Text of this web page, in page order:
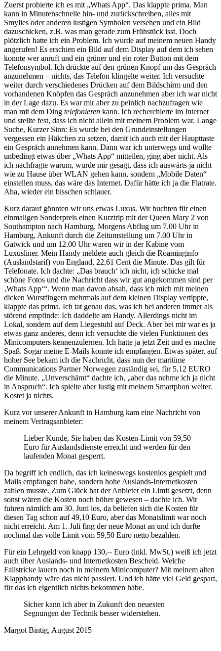
Zuerst probierte ich es mit
Whats App . Das klappte prima. Man
kann in Minutenschnelle hin- und zurückschreiben, alles mit
Smylies oder anderen lustigen Symbolen versehen und ein Bild
dazuschicken, z.B. was man gerade zum Frühstück isst. Doch
plötzlich hatte ich ein Problem. Ich wurde auf meinem neuen Handy
angerufen! Es erschien ein Bild auf dem Display auf dem ich sehen
konnte wer anruft und ein grüner und ein roter Button mit dem
Telefonsymbol. Ich drückte auf den grünen Knopf um das Gespräch
anzunehmen – nichts, das Telefon klingelte weiter. Ich versuchte
weiter durch verschiedenes Drücken auf dem Bildschirm und den
vorhandenen Knöpfen das Gespräch anzunehmen aber ich war nicht
in der Lage dazu. Es war mir aber zu peinlich nachzufragen wie
man mit dem Ding telefonieren kann. Ich recherchierte im Internet
und stellte fest, dass ich nicht allein mit meinem Problem war. Lange
Suche, Kurzer Sinn: Es wurde bei den Grundeinstellungen
vergessen ein Häkchen zu setzen, damit ich auch mit der Haupttaste
ein Gespräch annehmen kann. Dann war ich unterwegs und wollte
unbedingt etwas über Whats App
mitteilen, ging aber nicht. Als
ich nachfragte warum, wurde mir gesagt, dass ich auswärts ja nicht
wie zu Hause über WLAN gehen kann, sondern
Mobile Daten
einstellen muss, das wäre das Internet. Dafür hätte ich ja die Flatrate.
Aha, wieder ein bisschen schlauer.
Kurz darauf gönnten wir uns etwas Luxus. Wir buchten für einen
einmaligen Sonderpreis einen Kurztrip mit der Queen Mary 2 von
Southampton nach Hamburg. Morgens Abflug um 7.00 Uhr in
Hamburg, Ankunft durch die Zeitumstellung um 7.00 Uhr in
Gatwick und um 12.00 Uhr waren wir in der Kabine vom
Luxusliner. Mein Handy meldete auch gleich die Roaminginfo
(Auslandstarif) von England, 22,61 Cent die Minute. Das gilt für
Telefonate. Ich dachte:
Das brauch‘ ich nicht, ich schicke mal
schöne Fotos und die Nachricht dass wir gut angekommen sind per
Whats App
. Wenn man davon absah, dass ich mich mit meinen
dicken Wurstfingern mehrmals auf dem kleinen Display vertippte,
klappte das prima. Ich tat genau das, was ich bei anderen immer als
störend empfinde: Ich daddelte am Handy. Allerdings nicht im
Lokal, sondern auf dem Liegestuhl auf Deck. Aber bei mir war es ja
etwas ganz anderes, denn ich versuchte die vielen Funktionen des
Minicomputers kennenzulernen. Ich hatte ja jetzt Zeit und es machte
Spaß. Sogar meine E-Mails konnte ich empfangen. Etwas später, auf
hoher See bekam ich die Nachricht, dass nun der maritime
Communications Partner Norwegen zuständig sei, für 5,12 EURO
die Minute.
Unverschämt dachte ich,
aber das nehme ich ja nicht
in Anspruch . Ich spielte aber lustig mit meinem Smartphon weiter.
Kostet ja nichts.
Kurz vor unserer Ankunft in Hamburg kam eine Nachricht von
meinem Vertragsanbieter:
Lieber Kunde, Sie haben das Kosten-Limit von 59,50
Euro für Auslandsdienste erreicht und werden für den
laufenden Monat gesperrt.
Da begriff ich endlich, das ich keineswegs kostenlos gespielt und
Mails empfangen habe, sondern hohe Auslands-Internetkosten
zahlen musste. Zum Glück hat der Anbieter ein Limit gesetzt, denn
sonst wären die Kosten noch höher gewesen – dachte ich. Wir
fuhren nämlich am 30. Juni los, da beliefen sich die Kosten für
diesen Tag schon auf 49,10 Euro, aber das Monatslimit war noch
nicht erreicht. Am 1. Juli fing der neue Monat an und ich durfte
nochmal das volle Limit vom 59,50 Euro netto bezahlen.
Für ein Lehrgeld von knapp 130,-- Euro (inkl. MwSt.) weiß ich jetzt
auch über Auslands- und Internetkosten Bescheid. Welche
Fallstricke lauern noch in meinem Minicomputer? Mit meinem alten
Klapphandy wäre das nicht passiert. Und ich hätte viel Geld gespart,
für das ich eigentlich nichts bekommen habe.
Sicher kann ich aber in Zukunft den neuesten
Segnungen der Technik besser widerstehen.
Margot Bintig, August 2015